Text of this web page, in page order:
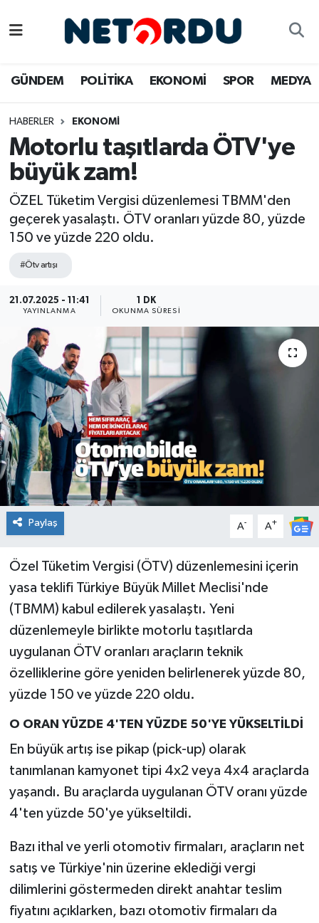
GÜNDEM POLİTİKA EKONOMİ SPOR MEDYA
HABERLER EKONOMİ
Motorlu taşıtlarda ÖTV'ye
büyük zam!
ÖZEL Tüketim Vergisi düzenlemesi TBMM'den
geçerek yasalaştı. ÖTV oranları yüzde 80, yüzde
150 ve yüzde 220 oldu.
#Ötv artışı
21.07.2025 - 11:41
YAYINLANMA
1 DK
OKUNMA SÜRESI
Paylaş A- A+
Özel Tüketim Vergisi (ÖTV) düzenlemesini içerin
yasa teklifi Türkiye Büyük Millet Meclisi'nde
(TBMM) kabul edilerek yasalaştı. Yeni
düzenlemeyle birlikte motorlu taşıtlarda
uygulanan ÖTV oranları araçların teknik
özelliklerine göre yeniden belirlenerek yüzde 80,
yüzde 150 ve yüzde 220 oldu.
O ORAN YÜZDE 4'TEN YÜZDE 50'YE YÜKSELTİLDİ
En büyük artış ise pikap (pick-up) olarak
tanımlanan kamyonet tipi 4x2 veya 4x4 araçlarda
yaşandı. Bu araçlarda uygulanan ÖTV oranı yüzde
4'ten yüzde 50'ye yükseltildi.
Bazı ithal ve yerli otomotiv firmaları, araçların net
satış ve Türkiye'nin üzerine eklediği vergi
dilimlerini göstermeden direkt anahtar teslim
fiyatını açıklarken, bazı otomotiv firmaları da
DÜNYA
EĞİTİM
EKONOMİ
EMLAK
GÜNDEM
İNSAN
KADIN
KULTUR-SANAT
MAGAZİN
MEDYA
OTOMOBİL
ÖZEL HABER
POLİTİKA
SAĞLIK
SPOR
TEKNOLOJİ
VİDEO HABER
YAŞAM
Namaz Vakitleri
Trafik Durumu
Süper Lig Puan Durumu ve Fikstür
Tüm Manşetler
Son Dakika Haberleri
Haber Arşivi